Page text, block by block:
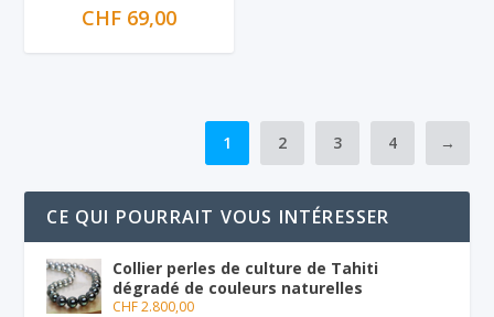
CHF 69,00
1 2 3 4 →
CE QUI POURRAIT VOUS INTÉRESSER
Collier perles de culture de Tahiti
dégradé de couleurs naturelles
CHF2.800,00